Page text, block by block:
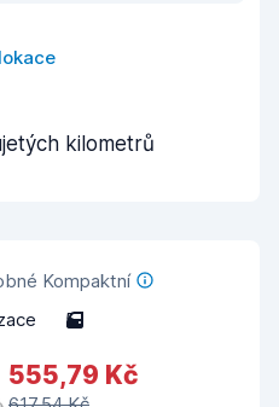
kilometrů
Kompaktní
5
555,79 Kč